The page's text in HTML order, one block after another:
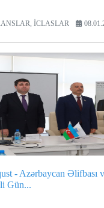
İCLASLAR
- Azərbaycan Əlifbası
Gün...